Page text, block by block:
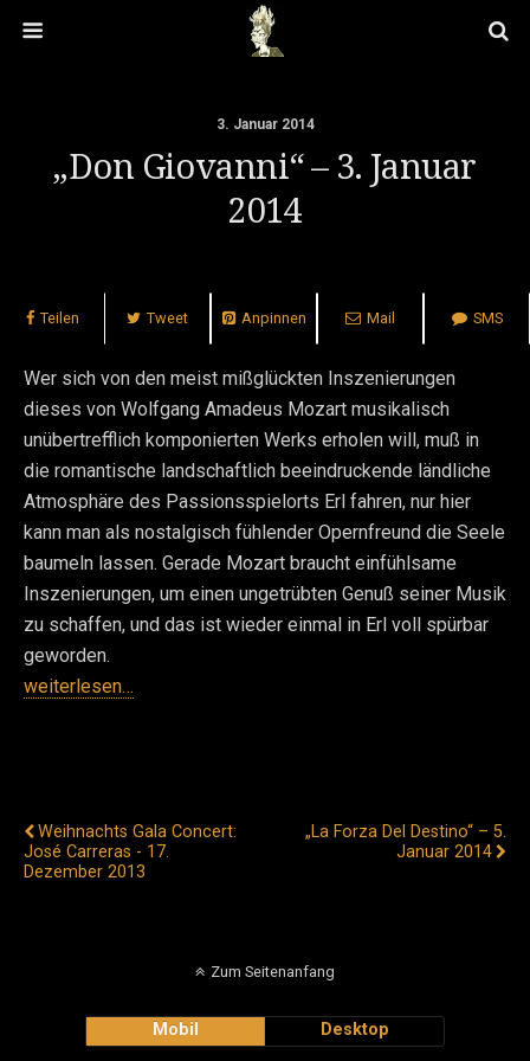
3. Januar 2014
„Don Giovanni“ – 3. Januar
2014
Teilen Tweet Anpinnen Mail SMS
Wer sich von den meist mißglückten Inszenierungen
dieses von Wolfgang Amadeus Mozart musikalisch
unübertrefflich komponierten Werks erholen will, muß in
die romantische landschaftlich beeindruckende ländliche
Atmosphäre des Passionsspielorts Erl fahren, nur hier
kann man als nostalgisch fühlender Opernfreund die Seele
baumeln lassen. Gerade Mozart braucht einfühlsame
Inszenierungen, um einen ungetrübten Genuß seiner Musik
zu schaffen, und das ist wieder einmal in Erl voll spürbar
geworden.
weiterlesen…
Weihnachts Gala Concert:
José Carreras - 17.
Dezember 2013
„La Forza Del Destino“ – 5.
Januar 2014
Zum Seitenanfang
Mobil Desktop